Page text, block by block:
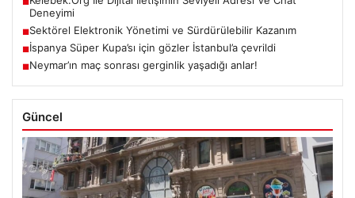
Deneyimi
■Sektörel Elektronik Yönetimi ve Sürdürülebilir Kazanım
■İspanya Süper Kupa’sı için gözler İstanbul’a çevrildi
■Neymar’ın maç sonrası gerginlik yaşadığı anlar!
Güncel